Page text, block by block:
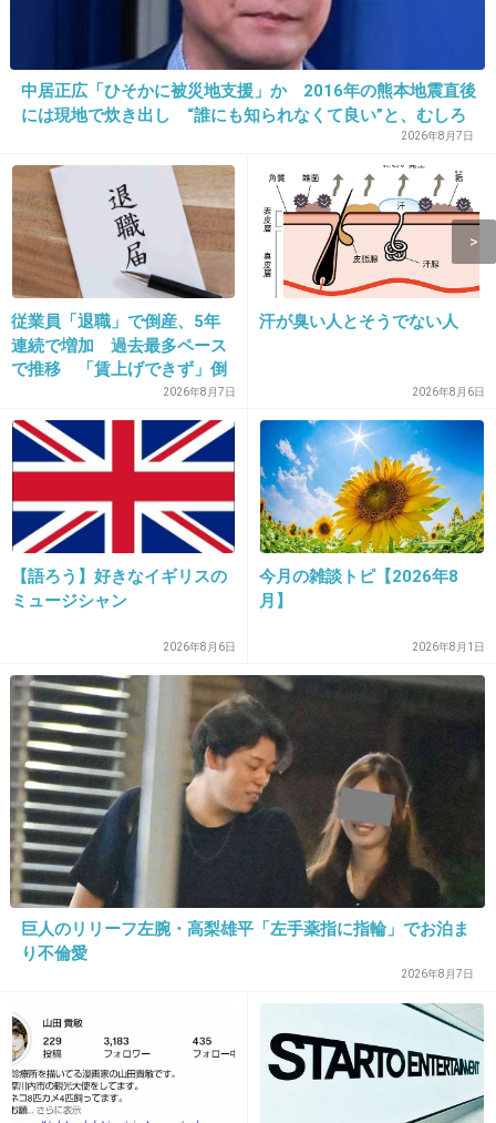
+22
15. 匿名2022/12/07(水) 15:58:40
+24 -2
16. 匿名2022/12/07(水) 15:59:01
「かまいたち」のＵＦＪが最高かな
もしくは「和牛」のウエディングプランナー
1件の返信
-3
17. 匿名2022/12/07(水) 15:59:10
小杉「家からスーパーのビニール持ってきて、
入れて帰れや！」
吉田「破れるやん！」
吉田「俺の家、お前、上本町言うて大阪の坂の
上やぞ！」
小杉「おお！」
吉田「あんなところで破れたら難波まで転がっ
ていくやんけ！」
小杉「どこまで転がっていくねん。」
2件の返信
中居正広「ひそかに被災地支援」か 2016年の熊本地震直後
には現地で炊き出し “誰にも知られなくて良い”と、むしろ
2026年8月7日
従業員「退職」で倒産、5年
連続で増加 過去最多ペース
で推移 「賃上げできず」倒
2026年8月7日
汗が臭い人とそうでない人
2026年8月6日
【語ろう】好きなイギリスの
ミュージシャン
2026年8月6日
今月の雑談トピ【2026年8
月】
2026年8月1日
巨人のリリーフ左腕・高梨雄平「左手薬指に指輪」でお泊ま
り不倫愛
2026年8月7日